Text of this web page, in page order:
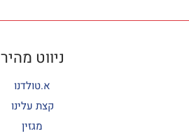
ניווט מהיר
א.טולדנו
קצת עלינו
מגזין